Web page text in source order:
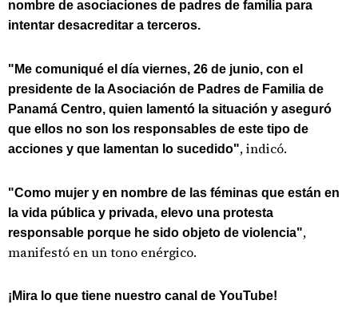
nombre de asociaciones de padres de familia para
intentar desacreditar a terceros.
"Me comuniqué el día viernes, 26 de junio, con el
presidente de la Asociación de Padres de Familia de
Panamá Centro, quien lamentó la situación y aseguró
que ellos no son los responsables de este tipo de
acciones y que lamentan lo sucedido", indicó.
"Como mujer y en nombre de las féminas que están en
la vida pública y privada, elevo una protesta
responsable porque he sido objeto de violencia",
manifestó en un tono enérgico.
¡Mira lo que tiene nuestro canal de YouTube!